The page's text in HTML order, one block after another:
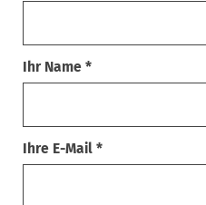
Ihr Name *
Ihre E-Mail *